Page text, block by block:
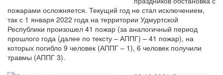
пожарами осложняется. Текущий год не стал исключением,
так с 1 января 2022 года на территории Удмуртской
Республики произошел 41 пожар (за аналогичный период
прошлого года (далее по тексту – АППГ) – 41 пожар), на
которых погибло 9 человек (АППГ – 1), 6 человек получили
травмы (АППГ 3).